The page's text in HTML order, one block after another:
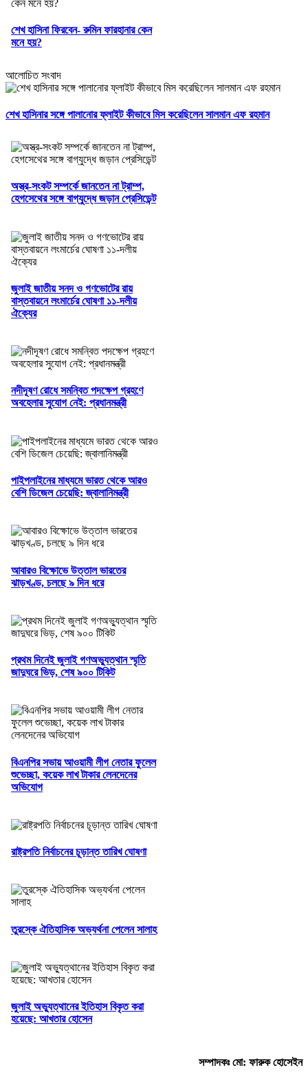
শেখ হাসিনা ফিরবেন- রুমিন ফারহানার কেন
মনে হয়?
আলোচিত সংবাদ
শেখ হাসিনার সঙ্গে পালানোর ফ্লাইট কীভাবে মিস করেছিলেন সালমান এফ রহমান
অস্ত্র-সংকট সম্পর্কে জানতেন না ট্রাম্প,
হেগসেথের সঙ্গে বাগ্‌যুদ্ধে জড়ান প্রেসিডেন্ট
জুলাই জাতীয় সনদ ও গণভোটের রায়
বাস্তবায়নে লংমার্চের ঘোষণা ১১-দলীয়
ঐক্যের
নদীদূষণ রোধে সমন্বিত পদক্ষেপ গ্রহণে
অবহেলার সুযোগ নেই: প্রধানমন্ত্রী
পাইপলাইনের মাধ্যমে ভারত থেকে আরও
বেশি ডিজেল চেয়েছি: জ্বালানিমন্ত্রী
আবারও বিক্ষোভে উত্তাল ভারতের
ঝাড়খণ্ড, চলছে ৯ দিন ধরে
প্রথম দিনেই জুলাই গণঅভ্যুত্থান স্মৃতি
জাদুঘরে ভিড়, শেষ ৯০০ টিকিট
বিএনপির সভায় আওয়ামী লীগ নেতার ফুলেল
শুভেচ্ছা, কয়েক লাখ টাকার লেনদেনের
অভিযোগ
রাষ্ট্রপতি নির্বাচনের চূড়ান্ত তারিখ ঘোষণা
তুরস্কে ঐতিহাসিক অভ্যর্থনা পেলেন সালাহ
জুলাই অভ্যুত্থানের ইতিহাস বিকৃত করা
হয়েছে: আখতার হোসেন
সম্পাদকঃ মো: ফারুক হোসেইন